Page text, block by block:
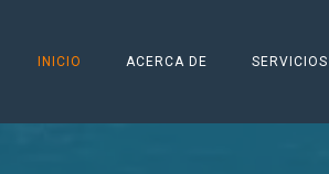
INICIO ACERCA DE SERVICIOS